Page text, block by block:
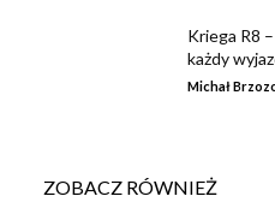
Kriega R8
każdy
Michał
ZOBACZ RÓWNIEŻ